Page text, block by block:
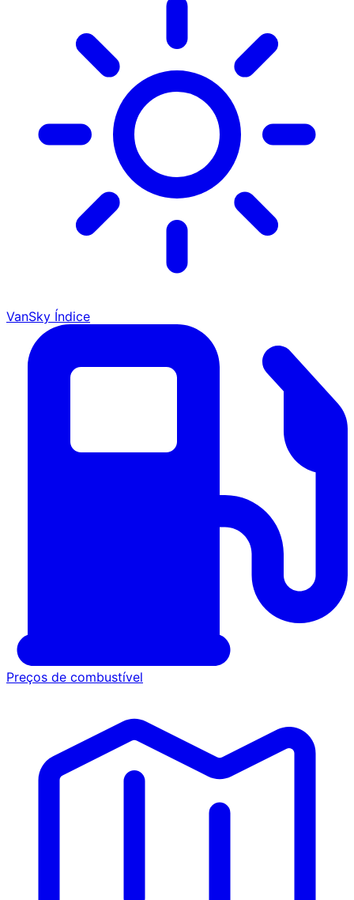
VanSky Índice
Preços de combustível